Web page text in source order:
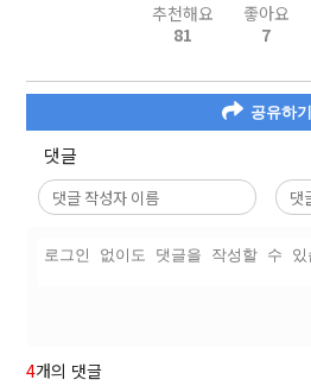
추천해요
81
좋아요
7
공유하기
댓글
4개의 댓글